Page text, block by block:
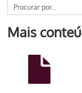
Mais